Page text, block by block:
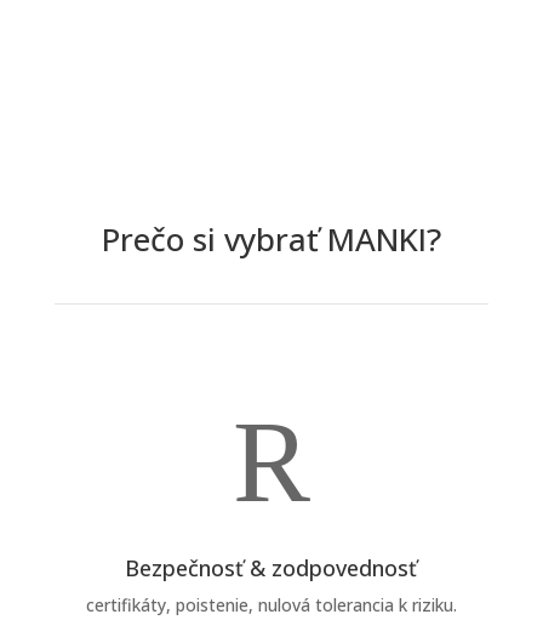
Prečo si vybrať MANKI?
R
Bezpečnosť & zodpovednosť
certifikáty, poistenie, nulová tolerancia k riziku.